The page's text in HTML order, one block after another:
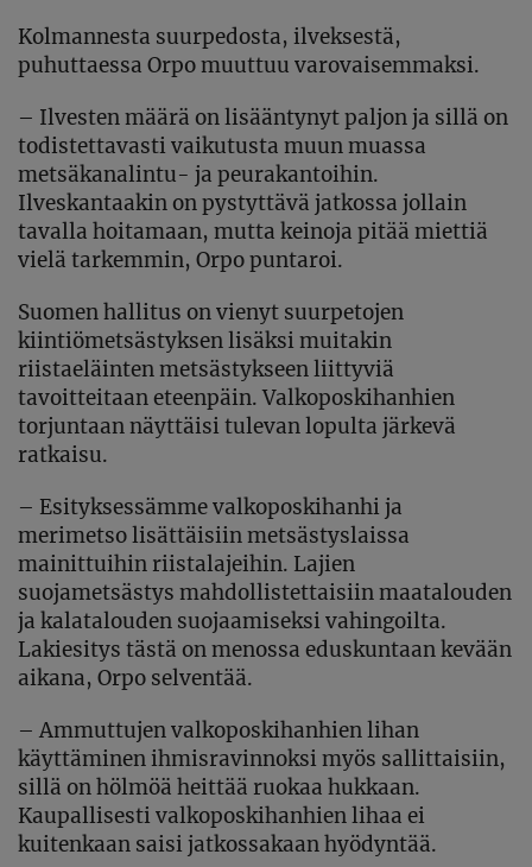
Kolmannesta suurpedosta, ilveksestä,
puhuttaessa Orpo muuttuu varovaisemmaksi.
– Ilvesten määrä on lisääntynyt paljon ja sillä on
todistettavasti vaikutusta muun muassa
metsäkanalintu- ja peurakantoihin.
Ilveskantaakin on pystyttävä jatkossa jollain
tavalla hoitamaan, mutta keinoja pitää miettiä
vielä tarkemmin, Orpo puntaroi.
Suomen hallitus on vienyt suurpetojen
kiintiömetsästyksen lisäksi muitakin
riistaeläinten metsästykseen liittyviä
tavoitteitaan eteenpäin. Valkoposkihanhien
torjuntaan näyttäisi tulevan lopulta järkevä
ratkaisu.
– Esityksessämme valkoposkihanhi ja
merimetso lisättäisiin metsästyslaissa
mainittuihin riistalajeihin. Lajien
suojametsästys mahdollistettaisiin maatalouden
ja kalatalouden suojaamiseksi vahingoilta.
Lakiesitys tästä on menossa eduskuntaan kevään
aikana, Orpo selventää.
– Ammuttujen valkoposkihanhien lihan
käyttäminen ihmisravinnoksi myös sallittaisiin,
sillä on hölmöä heittää ruokaa hukkaan.
Kaupallisesti valkoposkihanhien lihaa ei
kuitenkaan saisi jatkossakaan hyödyntää.